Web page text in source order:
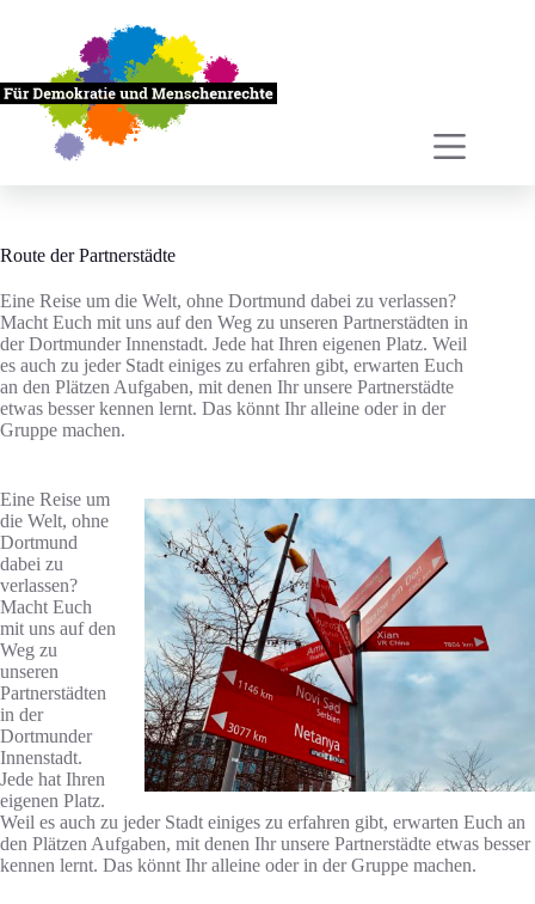
Route der Partnerstädte
Eine Reise um die Welt, ohne Dortmund dabei zu verlassen?
Macht Euch mit uns auf den Weg zu unseren Partnerstädten in
der Dortmunder Innenstadt. Jede hat Ihren eigenen Platz. Weil
es auch zu jeder Stadt einiges zu erfahren gibt, erwarten Euch
an den Plätzen Aufgaben, mit denen Ihr unsere Partnerstädte
etwas besser kennen lernt. Das könnt Ihr alleine oder in der
Gruppe machen.
Eine Reise um
die Welt, ohne
Dortmund
dabei zu
verlassen?
Macht Euch
mit uns auf den
Weg zu
unseren
Partnerstädten
in der
Dortmunder
Innenstadt.
Jede hat Ihren
eigenen Platz.
Weil es auch zu jeder Stadt einiges zu erfahren gibt, erwarten Euch an
den Plätzen Aufgaben, mit denen Ihr unsere Partnerstädte etwas besser
kennen lernt. Das könnt Ihr alleine oder in der Gruppe machen.